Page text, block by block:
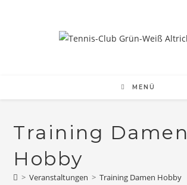
MENÜ
Training Damen
Hobby
> Veranstaltungen > Training Damen Hobby